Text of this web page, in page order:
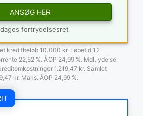
ANSØG HER
fortrydelsesret
kreditbeløb 10.000 kr. Løbetid 12
22,52 %. ÅOP 24,99 %. Mdl. ydelse
1.219,47 kr. Samlet
kr. Maks. ÅOP 24,99 %.